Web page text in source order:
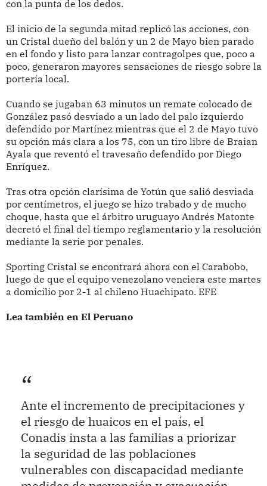
con la punta de los dedos.
El inicio de la segunda mitad replicó las acciones, con
un Cristal dueño del balón y un 2 de Mayo bien parado
en el fondo y listo para lanzar contragolpes que, poco a
poco, generaron mayores sensaciones de riesgo sobre la
portería local.
Cuando se jugaban 63 minutos un remate colocado de
González pasó desviado a un lado del palo izquierdo
defendido por Martínez mientras que el 2 de Mayo tuvo
su opción más clara a los 75, con un tiro libre de Braian
Ayala que reventó el travesaño defendido por Diego
Enríquez.
Tras otra opción clarísima de Yotún que salió desviada
por centímetros, el juego se hizo trabado y de mucho
choque, hasta que el árbitro uruguayo Andrés Matonte
decretó el final del tiempo reglamentario y la resolución
mediante la serie por penales.
Sporting Cristal se encontrará ahora con el Carabobo,
luego de que el equipo venezolano venciera este martes
a domicilio por 2-1 al chileno Huachipato. EFE
Lea también en El Peruano
Ante el incremento de precipitaciones y
el riesgo de huaicos en el país, el
Conadis insta a las familias a priorizar
la seguridad de las poblaciones
vulnerables con discapacidad mediante